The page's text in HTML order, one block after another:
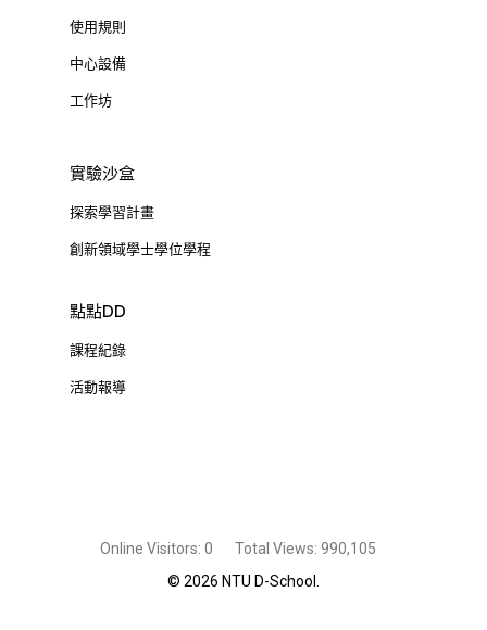
使用規則
中心設備
工作坊
實驗沙盒
探索學習計畫
創新領域學士學位學程
點點DD
課程紀錄
活動報導
Online Visitors: 0 Total Views: 990,105
© 2026 NTU D-School.